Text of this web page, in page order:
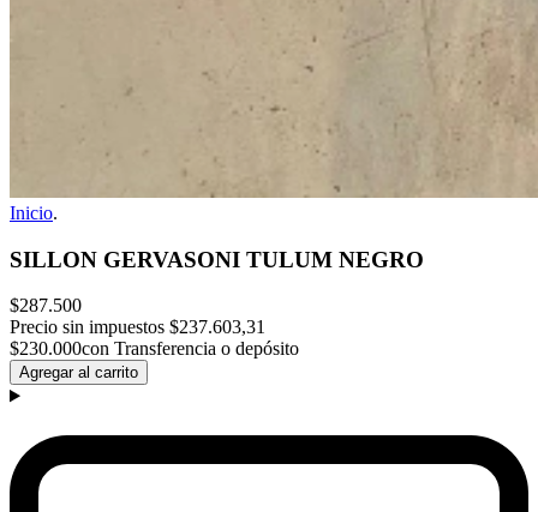
Inicio.
SILLON GERVASONI TULUM NEGRO
$287.500
Precio sin impuestos $237.603,31
$230.000con Transferencia o depósito
Agregar al carrito